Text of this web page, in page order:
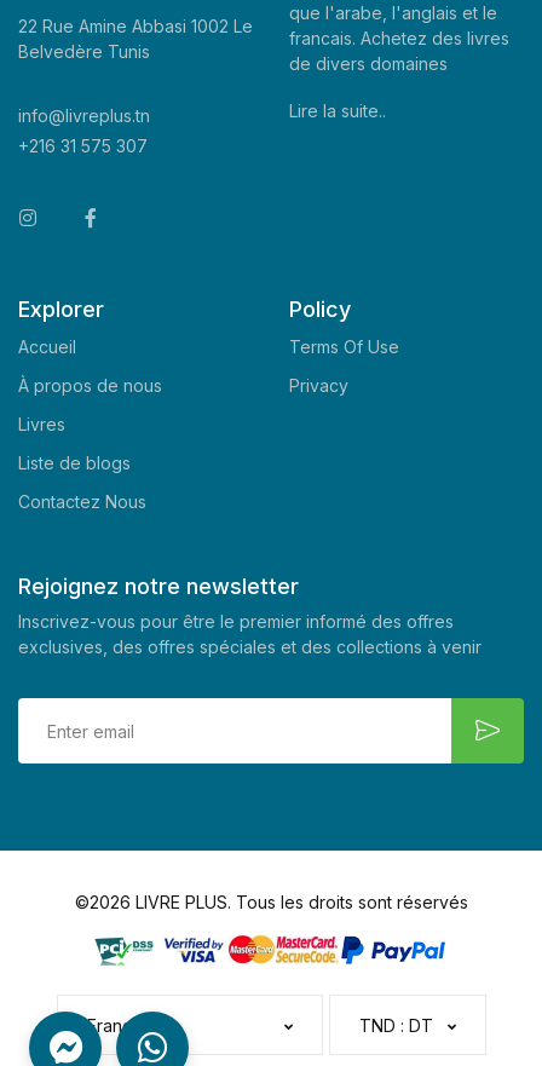
22 Rue Amine Abbasi 1002 Le
Belvedère Tunis
info@livreplus.tn
+216 31 575 307
que l'arabe, l'anglais et le
francais. Achetez des livres
de divers domaines
Lire la suite..
Explorer
Accueil
À propos de nous
Livres
Liste de blogs
Contactez Nous
Policy
Terms Of Use
Privacy
Rejoignez notre newsletter
Inscrivez-vous pour être le premier informé des offres
exclusives, des offres spéciales et des collections à venir
©2026 LIVRE PLUS. Tous les droits sont réservés
Français TND : DT